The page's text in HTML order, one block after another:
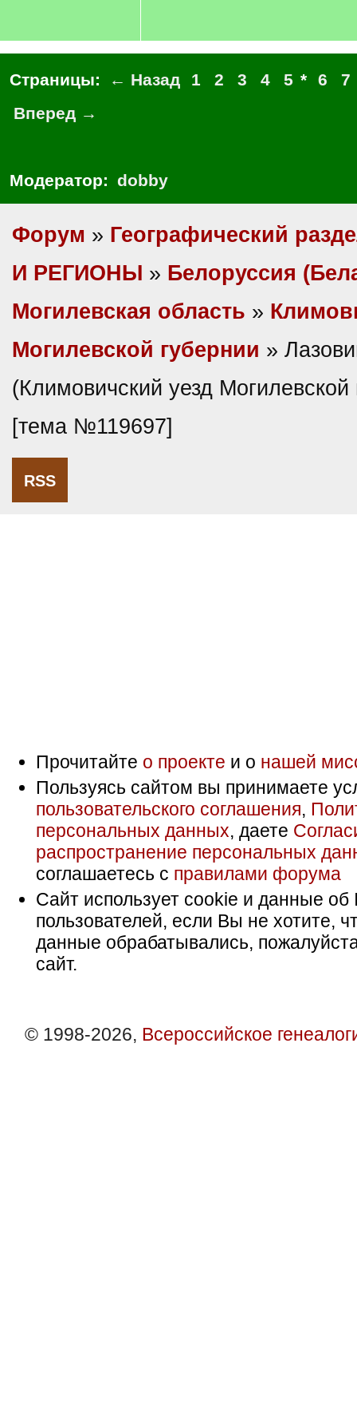
Страницы: ← Назад 1 2 3 4 5 * 6
7
Вперед →
Модератор: dobby
Форум » Географический
И РЕГИОНЫ » Белоруссия
Могилевская область »
Могилевской губернии »
(Климовичский уезд Могилевской
[тема №119697]
RSS
Прочитайте о проекте и о нашей
Пользуясь сайтом вы принимаете
пользовательского соглашения,
персональных данных, даете
распространение персональных
соглашаетесь с правилами форума
Сайт использует cookie и данные об
пользователей, если Вы не хотите,
данные обрабатывались,
сайт.
© 1998-2026, Всероссийское